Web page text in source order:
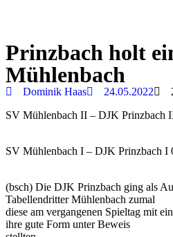
Prinzbach holt
Mühlenbach
Dominik Haas 24.05.2022
SV Mühlenbach II – DJK Prinzbach
SV Mühlenbach I – DJK Prinzbach I
(bsch) Die DJK Prinzbach ging als
Tabellendritter Mühlenbach zumal
diese am vergangenen Spieltag mit
ihre gute Form unter Beweis